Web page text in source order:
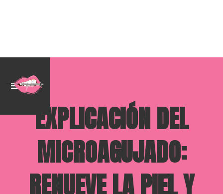
EXPLICACIÓN DEL
MICROAGUJADO:
RENUEVE LA PIEL Y